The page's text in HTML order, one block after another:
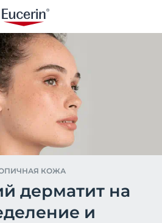
КОЖА
дерматит на
и